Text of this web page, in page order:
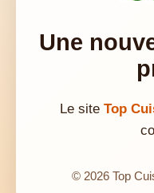
Une
Le site Top
© 2026 Top